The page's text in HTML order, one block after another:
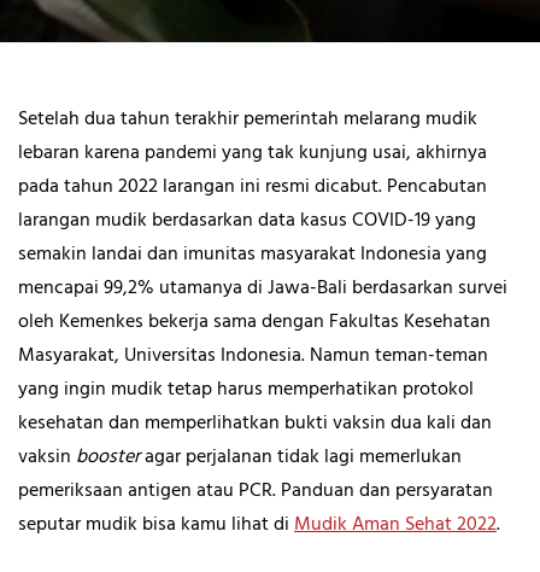
Setelah dua tahun terakhir pemerintah melarang mudik
lebaran karena pandemi yang tak kunjung usai, akhirnya
pada tahun 2022 larangan ini resmi dicabut. Pencabutan
larangan mudik berdasarkan data kasus COVID-19 yang
semakin landai dan imunitas masyarakat Indonesia yang
mencapai 99,2% utamanya di Jawa-Bali berdasarkan survei
oleh Kemenkes bekerja sama dengan Fakultas Kesehatan
Masyarakat, Universitas Indonesia. Namun teman-teman
yang ingin mudik tetap harus memperhatikan protokol
kesehatan dan memperlihatkan bukti vaksin dua kali dan
vaksin boosteragar perjalanan tidak lagi memerlukan
pemeriksaan antigen atau PCR. Panduan dan persyaratan
seputar mudik bisa kamu lihat diMudik Aman Sehat 2022.